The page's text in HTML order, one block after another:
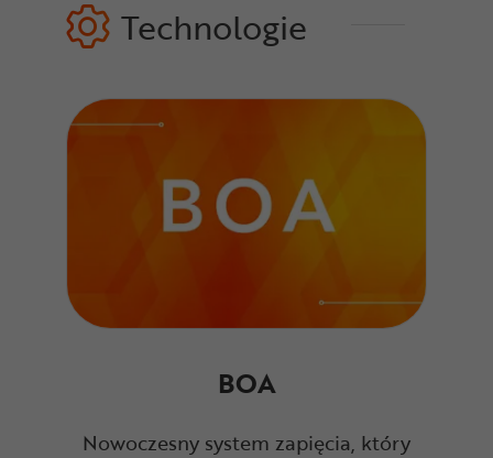
Technologie
BOA
Nowoczesny system zapięcia, który